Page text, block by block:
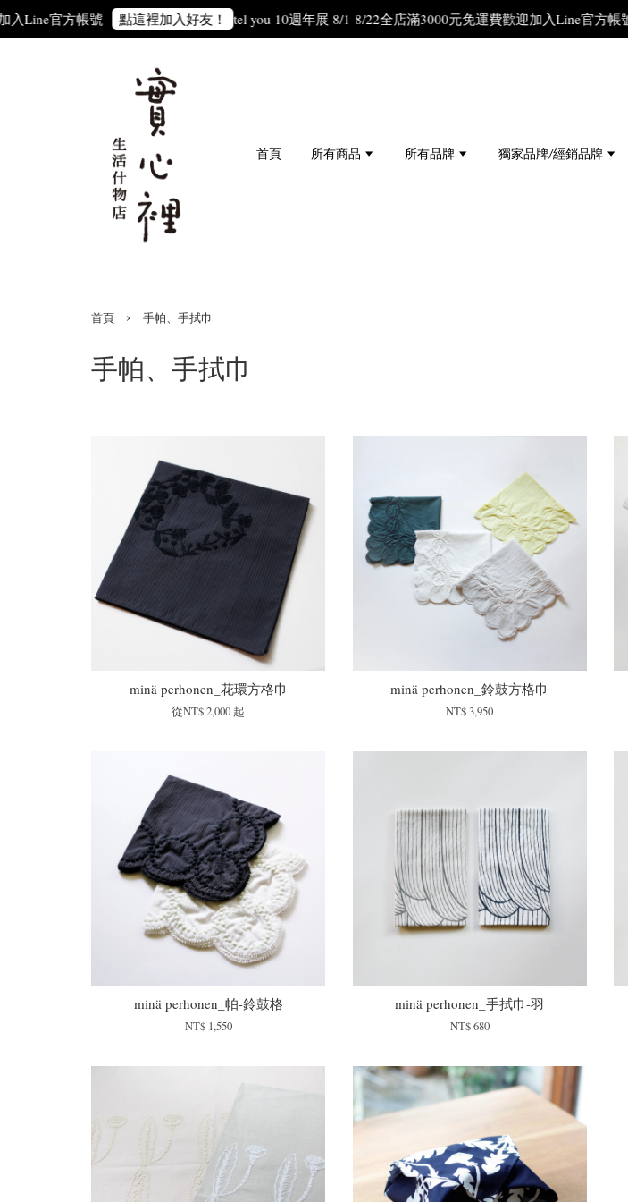
官方帳號 點這裡加入好友！ tel you 10週年展 8/1-8/22全店滿3000元免運費歡迎加入Line官方帳號
首頁 所有商品 所有品牌 獨家品牌/經銷品牌
首頁 › 手帕、手拭巾
手帕、手拭巾
minä perhonen_花環方格巾
從NT$ 2,000 起
minä perhonen_鈴鼓方格巾
NT$ 3,950
minä perhonen_帕-鈴鼓格
NT$ 1,550
minä perhonen_手拭巾-羽
NT$ 680